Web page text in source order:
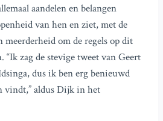
aandelen en belangen
van hen en ziet, met de
meerderheid om de regels op dit
“Ik zag de stevige tweet van Geert
dus ik ben erg benieuwd
vindt,” aldus Dijk in het